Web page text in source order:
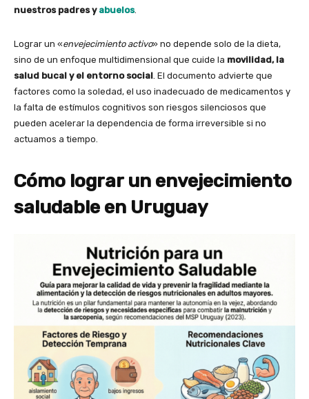
nuestros padres y abuelos.
Lograr un «envejecimiento activo» no depende solo de la dieta,
sino de un enfoque multidimensional que cuide la movilidad, la
salud bucal y el entorno social . El documento advierte que
factores como la soledad, el uso inadecuado de medicamentos y
la falta de estímulos cognitivos son riesgos silenciosos que
pueden acelerar la dependencia de forma irreversible si no
actuamos a tiempo.
Cómo lograr un envejecimiento
saludable en Uruguay